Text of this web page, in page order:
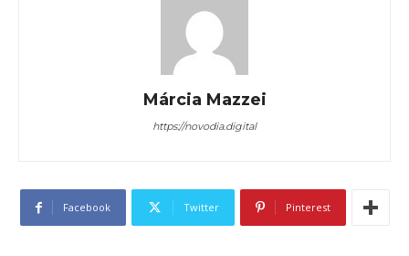
Márcia Mazzei
https://novodia.digital
Facebook Twitter Pinterest